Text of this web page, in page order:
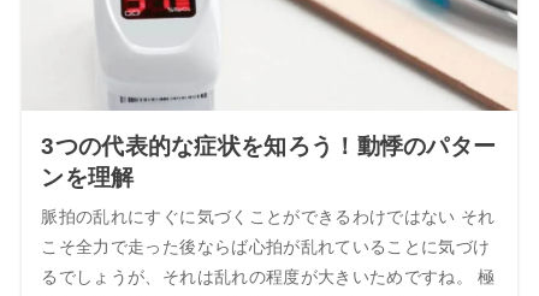
3つの代表的な症状を知ろう！動悸のパター
ンを理解
脈拍の乱れにすぐに気づくことができるわけではない それ
こそ全力で走った後ならば心拍が乱れていることに気づけ
るでしょうが、それは乱れの程度が大きいためですね。 極